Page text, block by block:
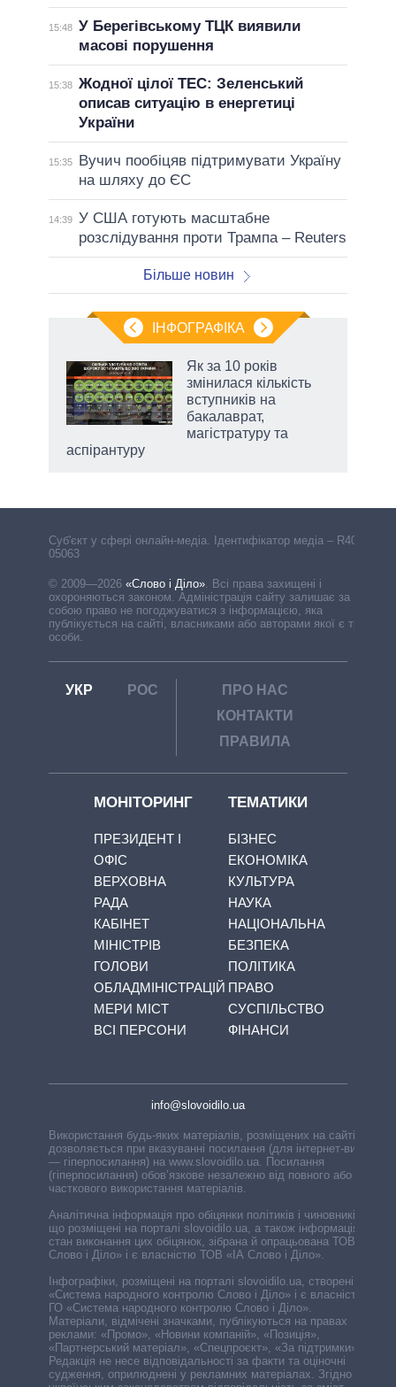
15:48 У Берегівському ТЦК виявили
масові порушення
15:38 Жодної цілої ТЕС: Зеленський
описав ситуацію в енергетиці
України
15:35
Вучич пообіцяв підтримувати Україну
на шляху до ЄС
14:39 У США готують масштабне
розслідування проти Трампа – Reuters
Більше новин
ІНФОГРАФІКА
Як за 10 років
змінилася кількість
вступників на
бакалаврат,
магістратуру та
аспірантуру
Cуб'єкт у сфері онлайн-медіа. Ідентифікатор медіа – R40-
05063
© 2009—2026 «Слово і Діло». Всі права захищені і
охороняються законом. Адміністрація сайту залишає за
собою право не погоджуватися з інформацією, яка
публікується на сайті, власниками або авторами якої є треті
особи.
УКР РОС
ПРО НАС
КОНТАКТИ
ПРАВИЛА
МОНІТОРИНГ
ПРЕЗИДЕНТ І
ОФІС
ВЕРХОВНА
РАДА
КАБІНЕТ
МІНІСТРІВ
ГОЛОВИ
ОБЛАДМІНІСТРАЦІЙ
МЕРИ МІСТ
ВСІ ПЕРСОНИ
ТЕМАТИКИ
БІЗНЕС
ЕКОНОМІКА
КУЛЬТУРА
НАУКА
НАЦІОНАЛЬНА
БЕЗПЕКА
ПОЛІТИКА
ПРАВО
СУСПІЛЬСТВО
ФІНАНСИ
info@slovoidilo.ua
Використання будь-яких матеріалів, розміщених на сайті,
дозволяється при вказуванні посилання (для інтернет-видань
— гіперпосилання) на www.slovoidilo.ua. Посилання
(гіперпосилання) обов’язкове незалежно від повного або
часткового використання матеріалів.
Аналітична інформація про обіцянки політиків і чиновників,
що розміщені на порталі slovoidilo.ua, а також інформація про
стан виконання цих обіцянок, зібрана й опрацьована ТОВ «ІА
Слово і Діло» і є власністю ТОВ «ІА Слово і Діло».
Інфографіки, розміщені на порталі slovoidilo.ua, створені ГО
«Система народного контролю Слово і Діло» і є власністю
ГО «Система народного контролю Слово і Діло».
Матеріали, відмічені значками, публікуються на правах
реклами: «Промо», «Новини компаній», «Позиція»,
«Партнерський матеріал», «Спецпроєкт», «За підтримки».
Редакція не несе відповідальності за факти та оціночні
судження, оприлюднені у рекламних матеріалах. Згідно з